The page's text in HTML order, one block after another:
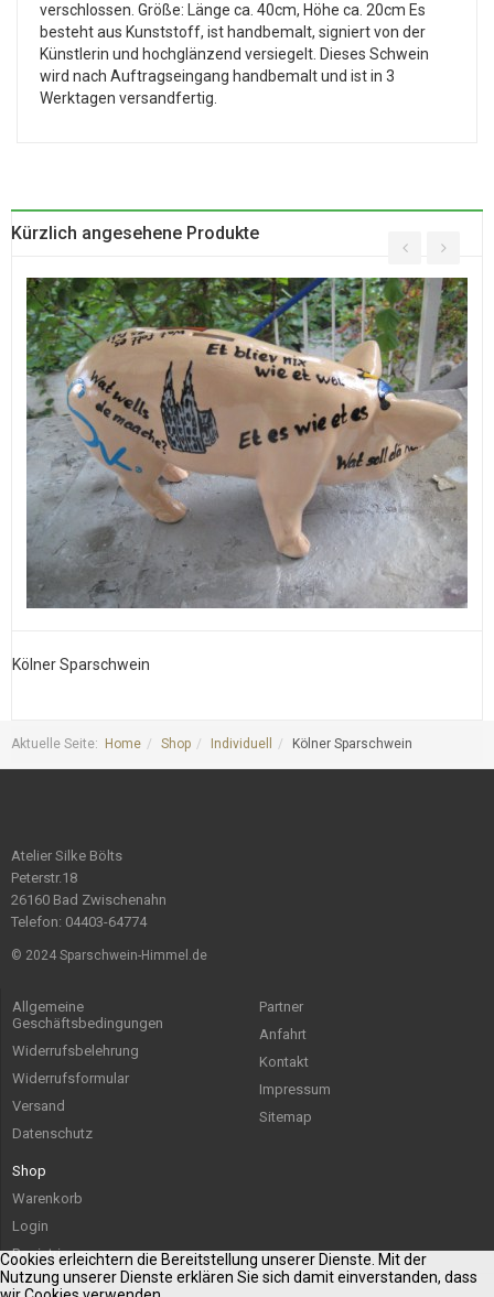
verschlossen. Größe: Länge ca. 40cm, Höhe ca. 20cm Es
besteht aus Kunststoff, ist handbemalt, signiert von der
Künstlerin und hochglänzend versiegelt. Dieses Schwein
wird nach Auftragseingang handbemalt und ist in 3
Werktagen versandfertig.
Kürzlich angesehene Produkte
Kölner Sparschwein
Aktuelle Seite: Home Shop Individuell Kölner Sparschwein
Atelier Silke Bölts
Peterstr.18
26160 Bad Zwischenahn
Telefon: 04403-64774
© 2024 Sparschwein-Himmel.de
Allgemeine
Geschäftsbedingungen
Widerrufsbelehrung
Widerrufsformular
Versand
Datenschutz
Partner
Anfahrt
Kontakt
Impressum
Sitemap
Shop
Warenkorb
Login
Registrieren
Cookies erleichtern die Bereitstellung unserer Dienste. Mit der
Nutzung unserer Dienste erklären Sie sich damit einverstanden, dass